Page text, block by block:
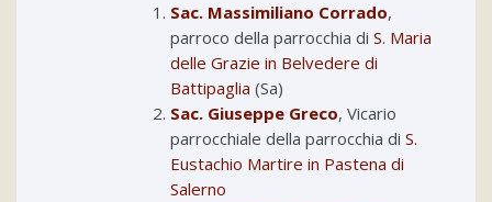
Sac. Massimiliano Corrado,
parroco della parrocchia di S. Maria
delle Grazie in Belvedere di
Battipaglia (Sa)
Sac. Giuseppe Greco, Vicario
parrocchiale della parrocchia di S.
Eustachio Martire in Pastena di
Salerno